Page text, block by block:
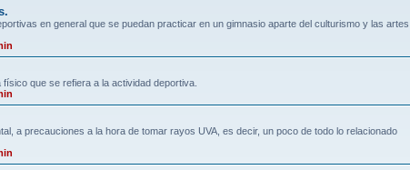
en general que se puedan practicar en un gimnasio aparte del culturismo y las artes
que se refiera a la actividad deportiva.
a precauciones a la hora de tomar rayos UVA, es decir, un poco de todo lo relacionado